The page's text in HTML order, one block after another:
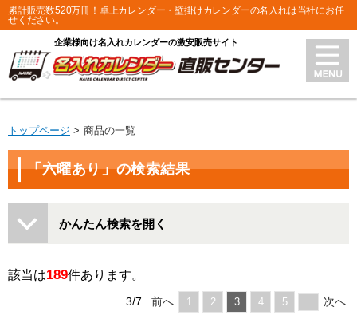
累計販売数520万冊！卓上カレンダー・壁掛けカレンダーの名入れは当社にお任
せください。
企業様向け名入れカレンダーの激安販売サイト
トップページ 商品の一覧
「六曜あり」の検索結果
かんたん検索を開く
該当は189件あります。
3/7 前へ 1 2 3 4 5 ... 次へ